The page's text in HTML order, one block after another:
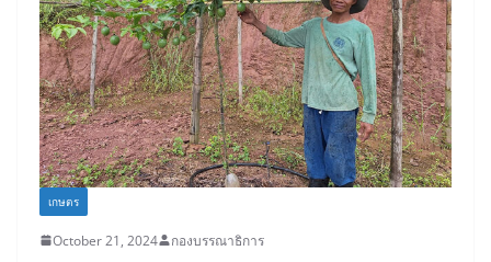
เกษตร
October 21, 2024 กองบรรณาธิการ